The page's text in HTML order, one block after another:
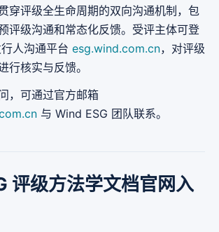
穿评级全生命周期的双向沟通机制，包
评级沟通和常态化反馈。受评主体可登
人沟通平台 esg.wind.com.cn，对评级
行核实与反馈。
，可通过官方邮箱
与 Wind ESG 团队联系。
评级方法学文档官网入